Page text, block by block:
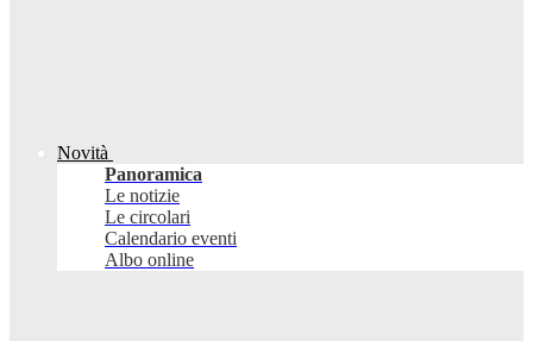
Novità
Panoramica
Le notizie
Le circolari
Calendario eventi
Albo online